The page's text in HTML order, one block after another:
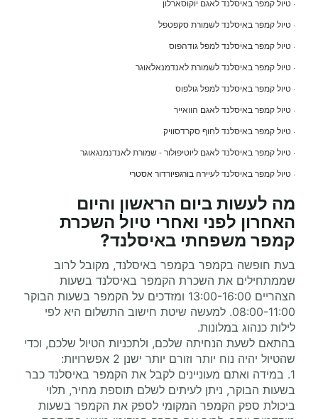
· טיול קמפר באיסלנד לאגם יוקוסארלון
· טיול קמפר באיסלנד לשמורת סקפטפל
· טיול קמפר באיסלנד למפל גודהפוס
· טיול קמפר באיסלנד לשמורת לאנדמנאלאוגר
· טיול קמפר באיסלנד למפל גולפוס
· טיול קמפר באיסלנד לאגם הוואייר
· טיול קמפר באיסלנד לחוף סקרדסוויק
· טיול קמפר באיסלנד לאגם ליוטיפולור - שמורת לאנדנמנגאוגר
· טיול קמפר באיסלנד לעיירה בורגפיורדור אסטרי
מה לעשות ביום הראשון והיום
האחרון לפני ואחרי טיול השכרת
קמפר משפחתי באיסלנד?
בעת חופשה בקמפר בקמפר באיסלנד, מקובל לרוב
שממתחילים את השכרת הקמפר באיסלנד בשעות
הצהריים 13:00-16:00 ומזדכים על הקמפר בשעות הבוקר
08:00-11:00. למעשה שיטת חישוב התשלום היא לפי
לילות כנהוג במלונות.
בהתאם לשעת הנחיתה שלכם, ולתכניות הטיול שלכם, וכדי
שהטיול יהיה נוח יותר וזורם יותר ישנן 2 אפשרויות:
1. במידה ואתם מעוניינים לקבל את הקמפר באיסלנד כבר
בשעות הבוקר, ניתן לעיתים לשלם תוספת מחיר, תלוי
ביכולת ספק הקמפר המקומי לספק את הקמפר בשעות